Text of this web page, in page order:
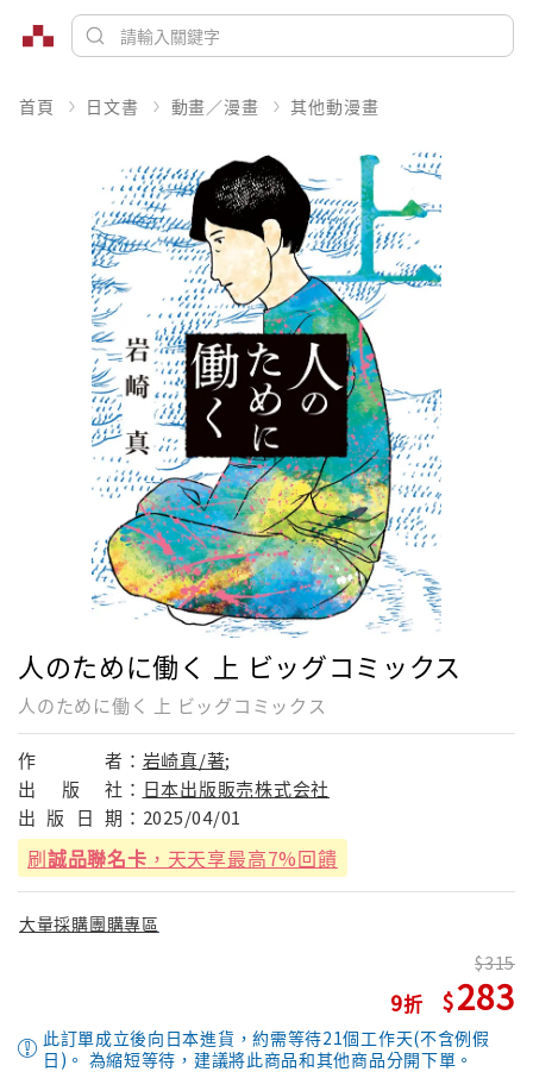
首頁 日文書 動畫／漫畫 其他動漫畫
人のために働く 上 ビッグコミックス
人のために働く 上 ビッグコミックス
作 者： 岩崎真/著;
出
版 社： 日本出版販売株式会社
出 版 日 期： 2025/04/01
刷誠品聯名卡 ，天天享最高7%回饋
大量採購團購專區
9
315
283
此訂單成立後向日本進貨，約需等待21個工作天(不含例假
日)。 為縮短等待，建議將此商品和其他商品分開下單。